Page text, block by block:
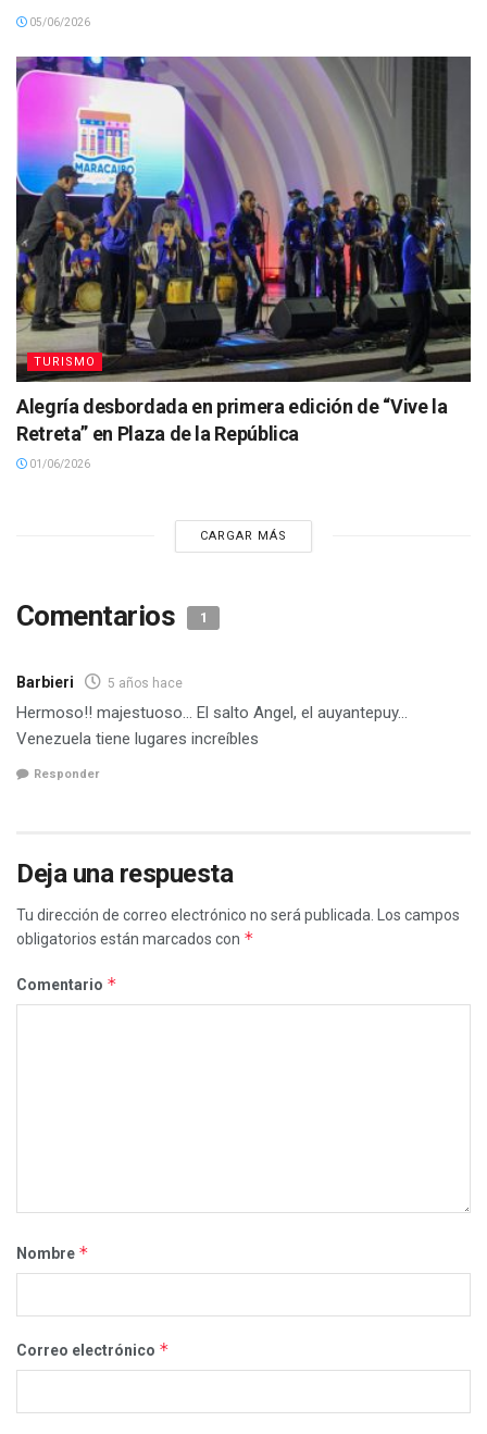
05/06/2026
TURISMO
Alegría desbordada ‎en primera edición de “Vive la
Retreta” en Plaza de la República
01/06/2026
CARGAR MÁS
Comentarios 1
Barbieri 5 años hace
Hermoso!! majestuoso… El salto Angel, el auyantepuy…
Venezuela tiene lugares increíbles
Responder
Deja una respuesta
Tu dirección de correo electrónico no será publicada. Los campos
obligatorios están marcados con *
Comentario *
Nombre *
Correo electrónico *